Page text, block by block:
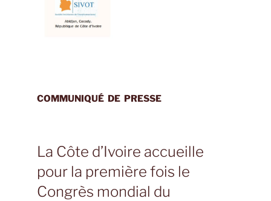
COMMUNIQUÉ DE PRESSE
La Côte d’Ivoire accueille
pour la première fois le
Congrès mondial du